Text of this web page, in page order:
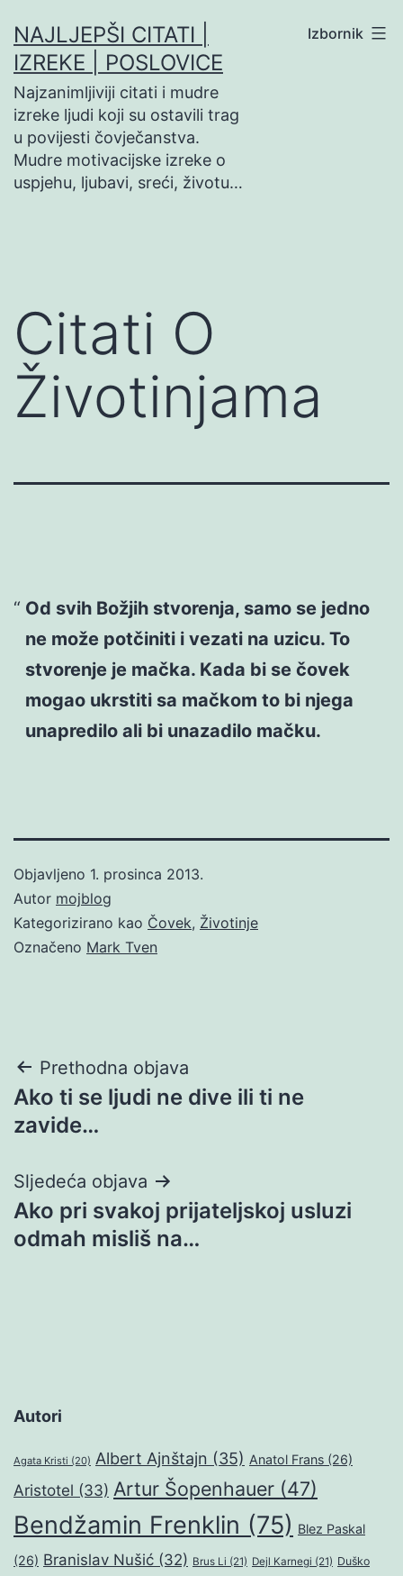
na
sadržaj
NAJLJEPŠI CITATI |
IZREKE | POSLOVICE
Najzanimljiviji citati i mudre
izreke ljudi koji su ostavili trag
u povijesti čovječanstva.
Mudre motivacijske izreke o
uspjehu, ljubavi, sreći, životu…
Izbornik
Citati O
Životinjama
Od svih Božjih stvorenja, samo se jedno
ne može potčiniti i vezati na uzicu. To
stvorenje je mačka. Kada bi se čovek
mogao ukrstiti sa mačkom to bi njega
unapredilo ali bi unazadilo mačku.
Objavljeno 1. prosinca 2013.
Autor mojblog
Kategorizirano kao Čovek, Životinje
Označeno Mark Tven
Navigacija
objava
Prethodna objava
Ako ti se ljudi ne dive ili ti ne
zavide…
Sljedeća objava
Ako pri svakoj prijateljskoj usluzi
odmah misliš na…
Autori
Agata Kristi (20) Albert Ajnštajn (35) Anatol Frans (26)
Aristotel (33) Artur Šopenhauer (47)
Bendžamin Frenklin (75) Blez Paskal
(26) Branislav Nušić (32) Brus Li (21) Dejl Karnegi (21) Duško